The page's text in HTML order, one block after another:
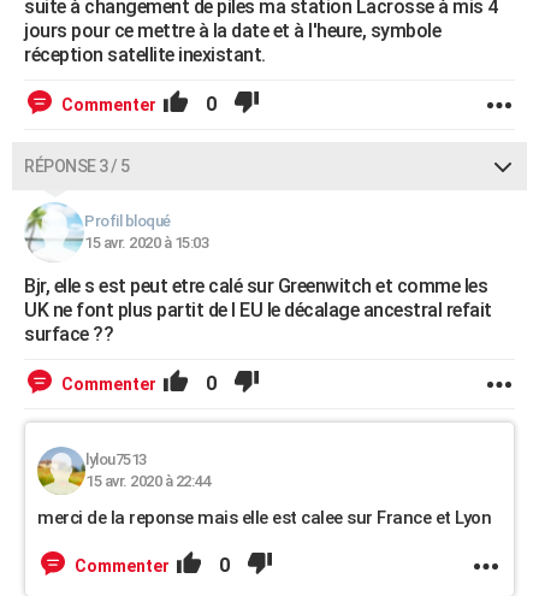
suite à changement de piles ma station Lacrosse à mis 4
jours pour ce mettre à la date et à l'heure, symbole
réception satellite inexistant.
Commenter 0
RÉPONSE 3 / 5
Profil bloqué
15 avr. 2020 à 15:03
Bjr, elle s est peut etre calé sur Greenwitch et comme les
UK ne font plus partit de l EU le décalage ancestral refait
surface ??
Commenter 0
lylou7513
15 avr. 2020 à 22:44
merci de la reponse mais elle est calee sur France et Lyon
Commenter 0